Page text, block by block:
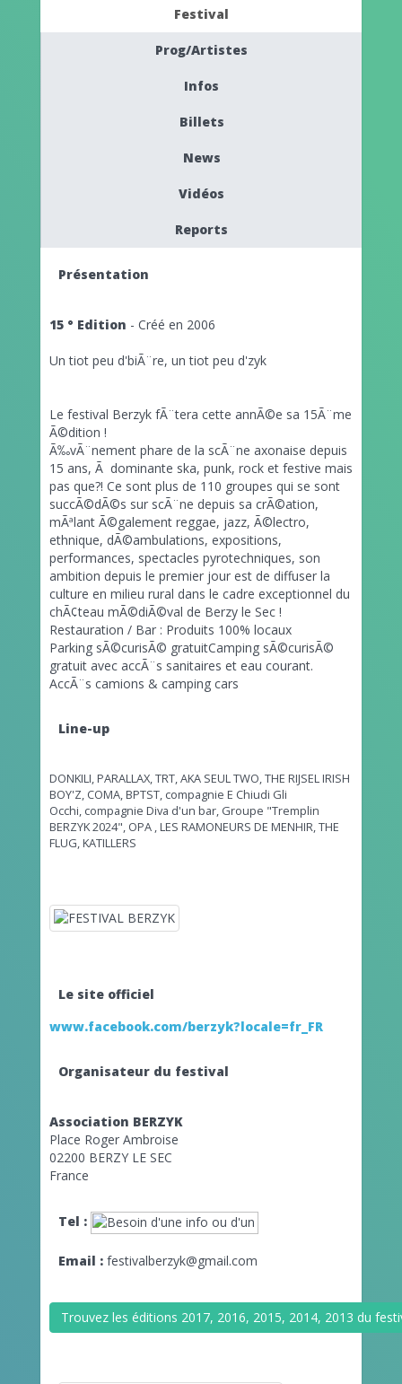
Festival
Prog/Artistes
Infos
Billets
News
Vidéos
Reports
Présentation
15 ° Edition - Créé en 2006
Un tiot peu d'biÃ¨re, un tiot peu d'zyk
Le festival Berzyk fÃ¨tera cette annÃ©e sa 15Ã¨me
Ã©dition !
Ã‰vÃ¨nement phare de la scÃ¨ne axonaise depuis
15 ans, Ã dominante ska, punk, rock et festive mais
pas que?! Ce sont plus de 110 groupes qui se sont
succÃ©dÃ©s sur scÃ¨ne depuis sa crÃ©ation,
mÃªlant Ã©galement reggae, jazz, Ã©lectro,
ethnique, dÃ©ambulations, expositions,
performances, spectacles pyrotechniques, son
ambition depuis le premier jour est de diffuser la
culture en milieu rural dans le cadre exceptionnel du
chÃ¢teau mÃ©diÃ©val de Berzy le Sec !
Restauration / Bar : Produits 100% locaux
Parking sÃ©curisÃ© gratuitCamping sÃ©curisÃ©
gratuit avec accÃ¨s sanitaires et eau courant.
AccÃ¨s camions & camping cars
Line-up
DONKILI,PARALLAX,TRT,AKA SEUL TWO,THE RIJSEL IRISH
BOY'Z, COMA,BPTST, compagnie E Chiudi Gli
Occhi, compagnie Diva d'un bar, Groupe "Tremplin
BERZYK 2024", OPA ,LES RAMONEURS DE MENHIR,THE
FLUG,KATILLERS
Le site officiel
www.facebook.com/berzyk?locale=fr_FR
Organisateur du festival
Association BERZYK
Place Roger Ambroise
02200 BERZY LE SEC
France
Tel :
Email : festivalberzyk@gmail.com
Trouvez les éditions 2017, 2016, 2015, 2014, 2013 du